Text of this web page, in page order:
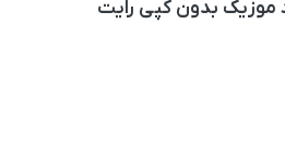
موزیک بدون کپی رایت